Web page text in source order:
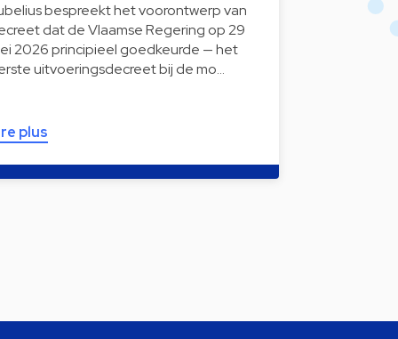
bespreekt het voorontwerp van
dat de Vlaamse Regering op 29
2026 principieel goedkeurde — het
uitvoeringsdecreet bij de mo…
plus